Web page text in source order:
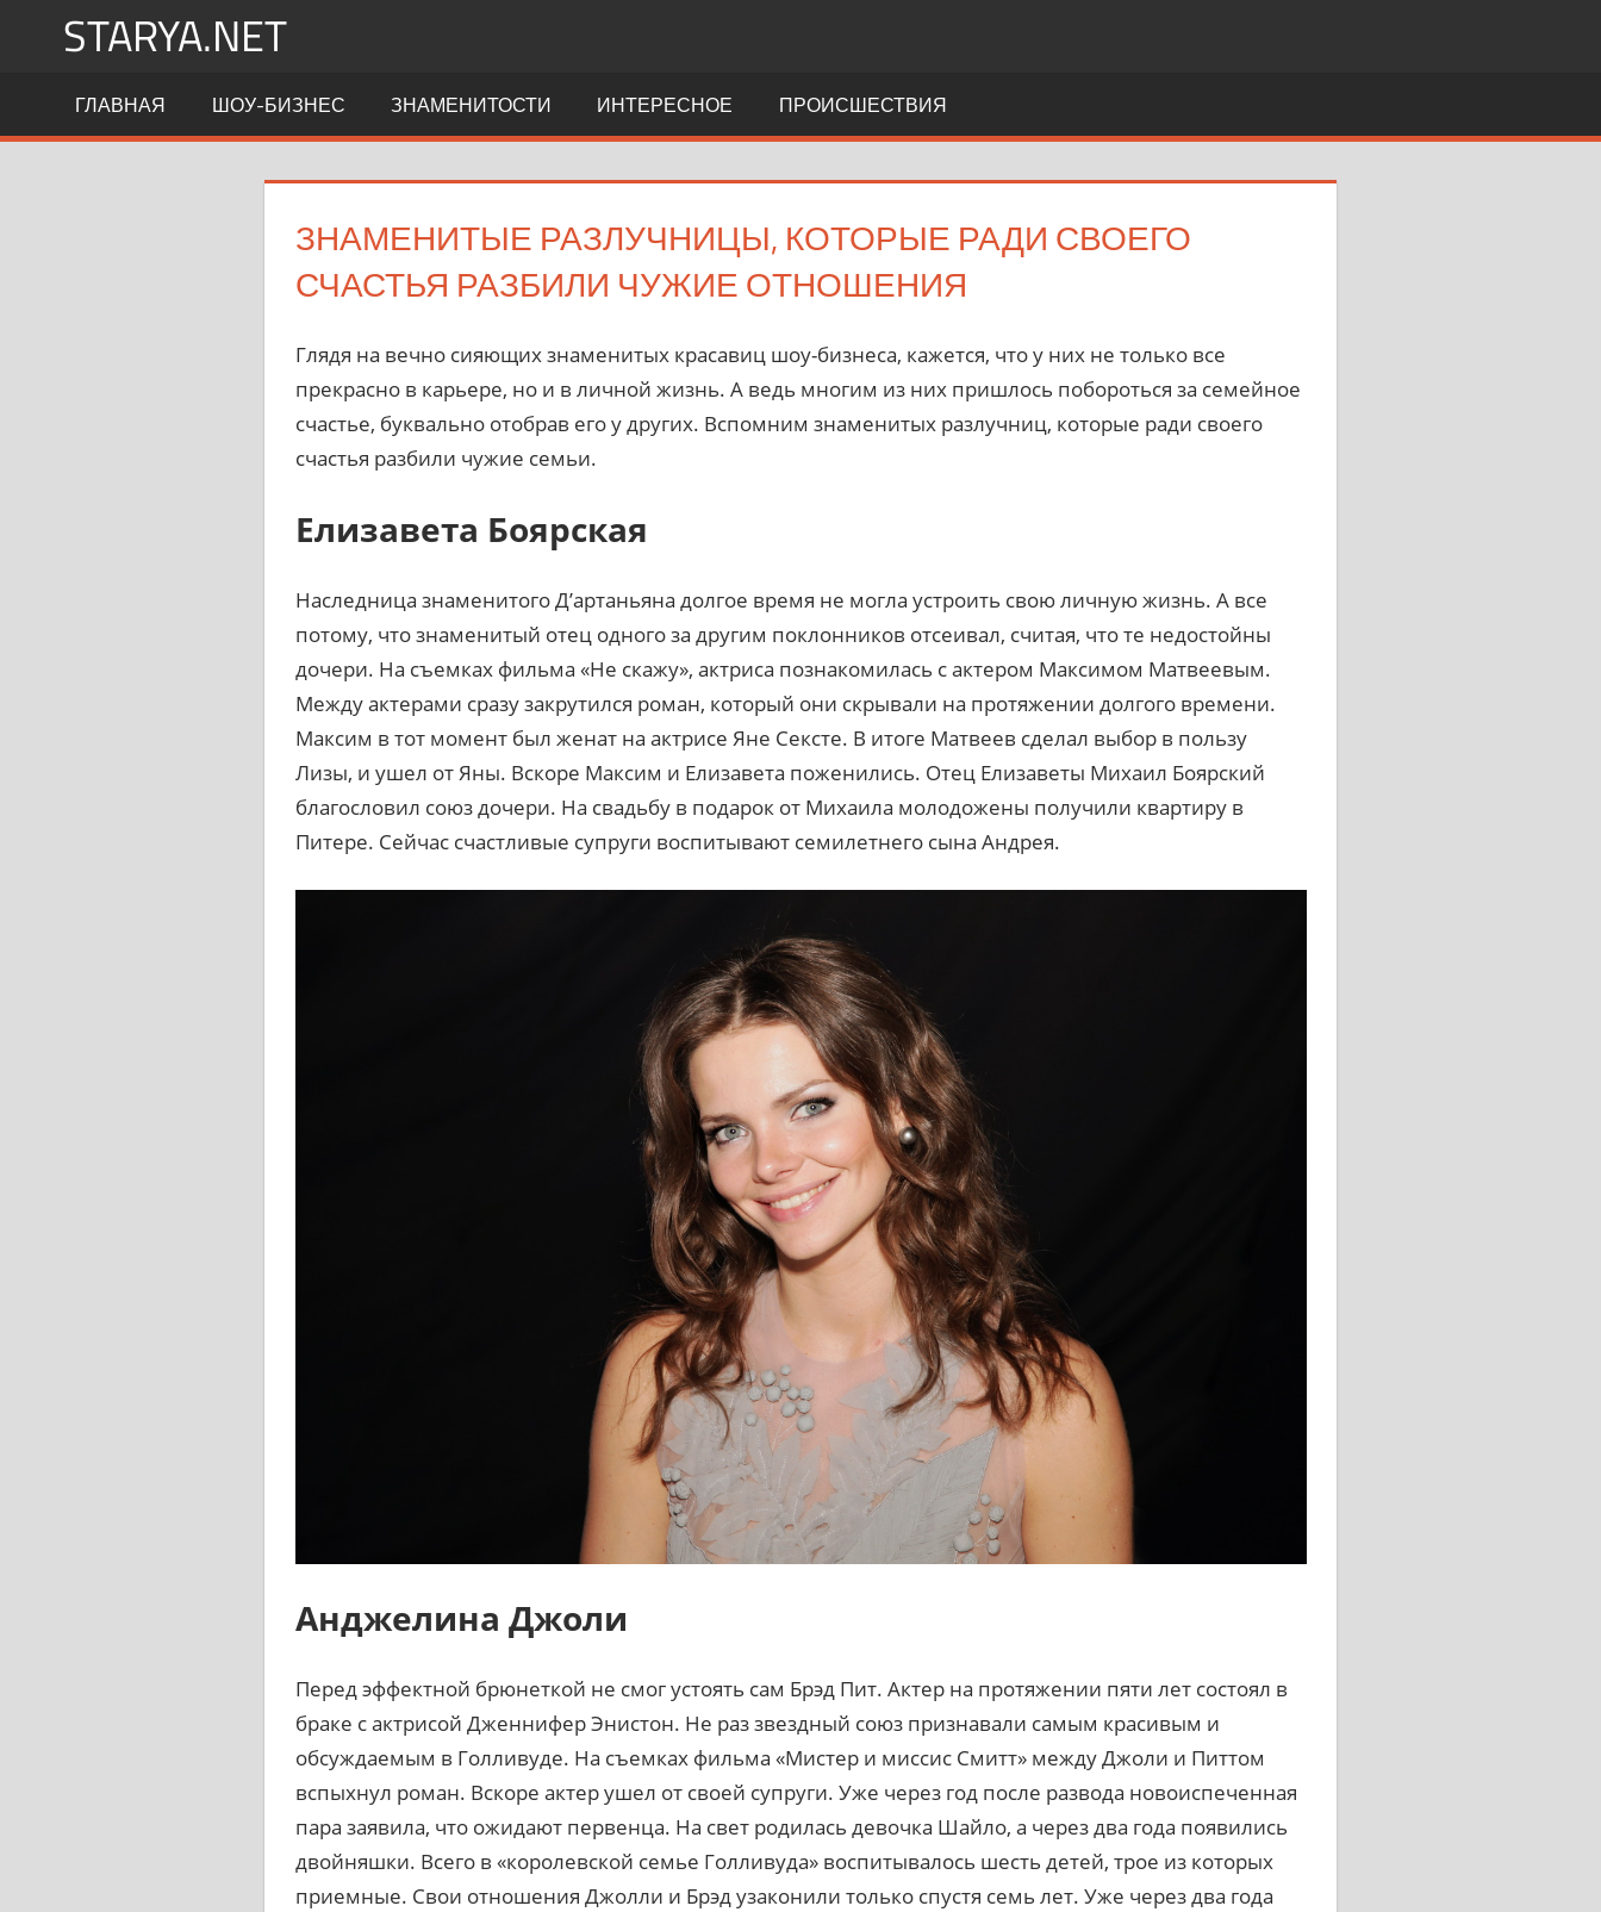
ПерейтиSTARYA.NET
шоу-
бизнеса
ГЛАВНАЯ ШОУ-БИЗНЕС ЗНАМЕНИТОСТИ ИНТЕРЕСНОЕ ПРОИСШЕСТВИЯ
ЗНАМЕНИТЫЕ РАЗЛУЧНИЦЫ, КОТОРЫЕ РАДИ СВОЕГО
СЧАСТЬЯ РАЗБИЛИ ЧУЖИЕ ОТНОШЕНИЯ
Глядя на вечно сияющих знаменитых красавиц шоу-бизнеса, кажется, что у них не только все
прекрасно в карьере, но и в личной жизнь. А ведь многим из них пришлось побороться за семейное
счастье, буквально отобрав его у других. Вспомним знаменитых разлучниц, которые ради своего
счастья разбили чужие семьи.
Елизавета Боярская
Наследница знаменитого Д’артаньяна долгое время не могла устроить свою личную жизнь. А все
потому, что знаменитый отец одного за другим поклонников отсеивал, считая, что те недостойны
дочери. На съемках фильма «Не скажу», актриса познакомилась с актером Максимом Матвеевым.
Между актерами сразу закрутился роман, который они скрывали на протяжении долгого времени.
Максим в тот момент был женат на актрисе Яне Сексте. В итоге Матвеев сделал выбор в пользу
Лизы, и ушел от Яны. Вскоре Максим и Елизавета поженились. Отец Елизаветы Михаил Боярский
благословил союз дочери. На свадьбу в подарок от Михаила молодожены получили квартиру в
Питере. Сейчас счастливые супруги воспитывают семилетнего сына Андрея.
Анджелина Джоли
Перед эффектной брюнеткой не смог устоять сам Брэд Пит. Актер на протяжении пяти лет состоял в
браке с актрисой Дженнифер Энистон. Не раз звездный союз признавали самым красивым и
обсуждаемым в Голливуде. На съемках фильма «Мистер и миссис Смитт» между Джоли и Питтом
вспыхнул роман. Вскоре актер ушел от своей супруги. Уже через год после развода новоиспеченная
пара заявила, что ожидают первенца. На свет родилась девочка Шайло, а через два года появились
двойняшки. Всего в «королевской семье Голливуда» воспитывалось шесть детей, трое из которых
приемные. Свои отношения Джолли и Брэд узаконили только спустя семь лет. Уже через два года